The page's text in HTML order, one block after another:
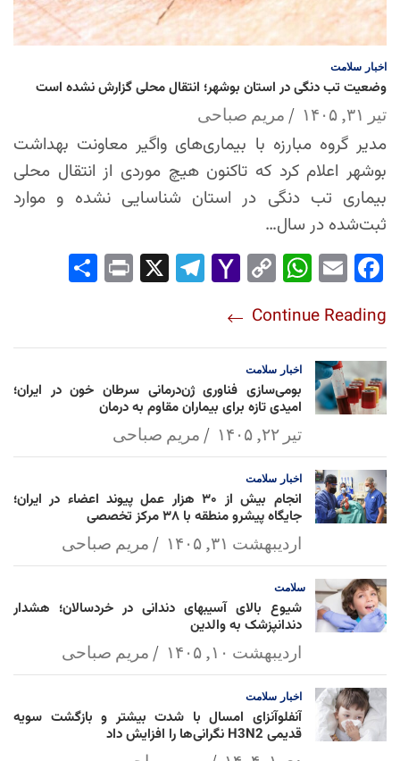
اخبار سلامت
وضعیت تب دنگی در استان بوشهر؛ انتقال محلی گزارش نشده است
تیر ۳۱, ۱۴۰۵ مریم صباحی
مدیر گروه مبارزه با بیماری‌های واگیر معاونت بهداشت
بوشهر اعلام کرد که تاکنون هیچ موردی از انتقال محلی
بیماری تب دنگی در استان شناسایی نشده و موارد
ثبت‌شده در سال…
Fac
ok
Em
Wh
Ap
p
Co
Lin
k
Yah
l
Tel
Pri
Continue Reading
اخبار سلامت
بومی‌سازی فناوری ژن‌درمانی سرطان خون در ایران؛
امیدی تازه برای بیماران مقاوم به درمان
تیر ۲۲, ۱۴۰۵ مریم صباحی
اخبار سلامت
انجام بیش از ۳۰ هزار عمل پیوند اعضاء در ایران؛
جایگاه پیشرو منطقه با ۳۸ مرکز تخصصی
اردیبهشت ۳۱, ۱۴۰۵ مریم صباحی
سلامت
شیوع بالای آسیبهای دندانی در خردسالان؛ هشدار
دندانپزشک به والدین
اردیبهشت ۱۰, ۱۴۰۵ مریم صباحی
اخبار سلامت
آنفلوآنزای امسال با شدت بیشتر و بازگشت سویه
قدیمی H3N2 نگرانی‌ها را افزایش داد